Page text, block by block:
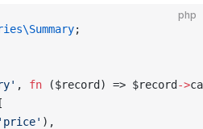
php
;
, fn ($record) => $record ->
'price' ),